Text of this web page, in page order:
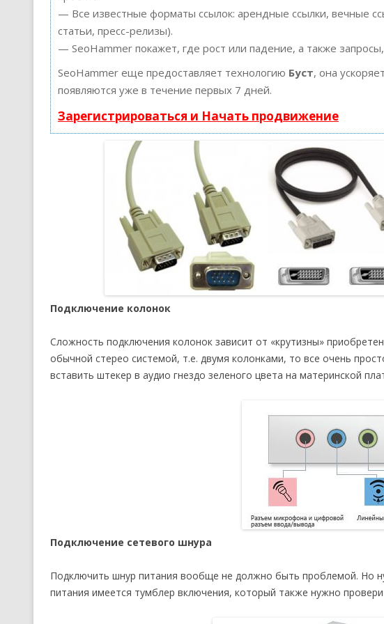
— Все известные форматы ссылок: арендные ссылки, вечные
статьи, пресс-релизы).
— SeoHammer покажет, где рост или падение, а также
SeoHammer еще предоставляет технологию Буст, она
появляются уже в течение первых 7 дней.
Зарегистрироваться и Начать продвижение
Подключение колонок
Сложность подключения колонок зависит от «крутизны»
обычной стерео системой, т.е. двумя колонками, то все очень
вставить штекер в аудио гнездо зеленого цвета на материнской
Подключение сетевого шнура
Подключить шнур питания вообще не должно быть проблемой. Но
питания имеется тумблер включения, который также нужно